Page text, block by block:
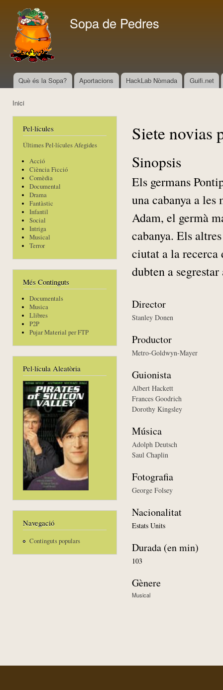
Sopa de Pedres
Menú principal
Què és la Sopa? Aportacions HackLab Nòmada Guifi.net
Inici
Pel·lícules
Últimes Pel·lícules Afegides
Acció
Ciència Ficció
Comèdia
Documental
Drama
Fantàstic
Infantil
Social
Intriga
Musical
Terror
Més Continguts
Documentals
Musica
Llibres
P2P
Pujar Material per FTP
Pel·lícula Aleatòria
Navegació
Continguts populars
Siete novias
Sinopsis
Els germans
una cabanya a
Adam, el germà
cabanya. Els
ciutat a la recerca
dubten a
Director
Stanley Donen
Productor
Metro-Goldwyn-Mayer
Guionista
Albert Hackett
Frances Goodrich
Dorothy Kingsley
Música
Adolph Deutsch
Saul Chaplin
Fotografia
George Folsey
Nacionalitat
Estats Units
Durada (en min)
103
Gènere
Musical